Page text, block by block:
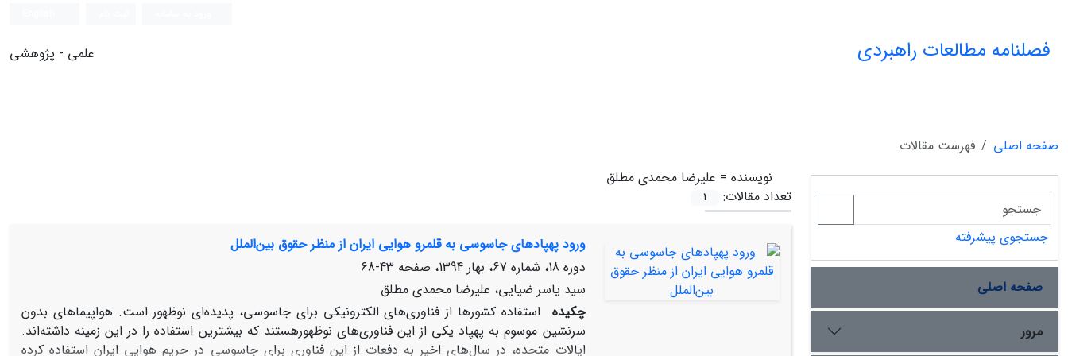
فصلنامه مطالعات راهبردی علمی - پژوهشی
صفحه اصلی
فهرست مقالات
نویسنده = علیرضا محمدی مطلق
تعداد مقالات:
1
ورود پهپادهای جاسوسی به قلمرو هوایی ایران از منظر حقوق بین‌الملل
دوره 18، شماره 67، بهار 1394، صفحه
43-68
سید یاسر ضیایی، علیرضا محمدی مطلق
چکیده
استفاده کشورها از فناوری‌های الکترونیکی برای جاسوسی، پدیده‌ای نوظهور است. هواپیماهای بدون
سرنشین موسوم به پهپاد یکی از این فناوری‌های نوظهورهستند که بیشترین استفاده را در این زمینه داشته‌اند.
ایالات متحده، در سال‌های اخیر به دفعات از این فناوری برای جاسوسی در حریم هوایی ایران استفاده کرده
جستجوی پیشرفته
صفحه اصلی
مرور